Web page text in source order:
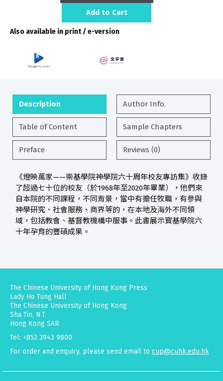
Add to Cart
Also available in print / e-version
Description Author Info.
Table of Content Sample Chapters
Preface Reviews (0)
《燈映萬家——崇基學院神學院六十周年校友專訪集》收錄
了超過七十位的校友（於1968年至2020年畢業），他們來
自本院的不同課程，不同背景，當中有擔任牧職，有參與
神學研究、社會服務、商界等的，在本地及海外不同領
域，包括教會、基督教機構中服事。此書展示寳基學院六
十年孕育的豐碩成果。
The Chinese University of Hong Kong Press
Lady Ho Tung Hall
The Chinese University of Hong Kong
Sha Tin, N.T.
Hong Kong SAR
Tel: +852 3943 9800
For order and enquiry, please send email to cup@cuhk.edu.hk